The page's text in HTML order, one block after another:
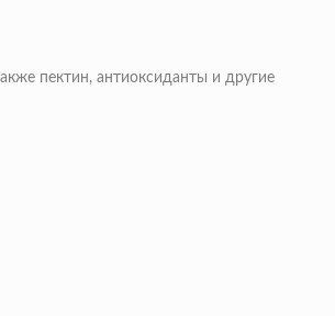
пектин, антиоксиданты и другие